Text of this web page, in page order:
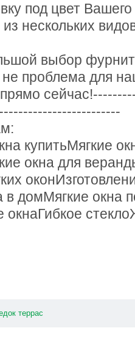
под цвет Вашего
нескольких
выбор
не проблема для
купитьМягкие
окна для
домМягкие окна
окнаГибкое
террас